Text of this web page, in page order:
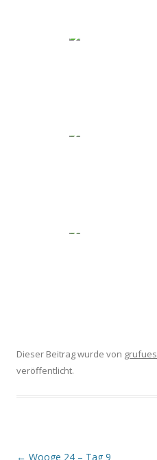
Dieser Beitrag wurde von grufues
veröffentlicht.
Beitragsnavigation
← Wooge 24 – Tag 9